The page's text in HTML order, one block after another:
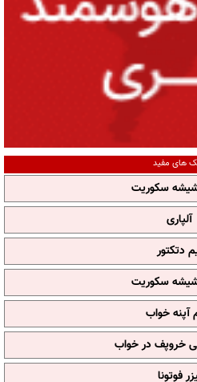
های مفید
سکوریت
آلپاری
دتکتور
سکوریت
آپنه خواب
خروپف در خواب
فوتونا